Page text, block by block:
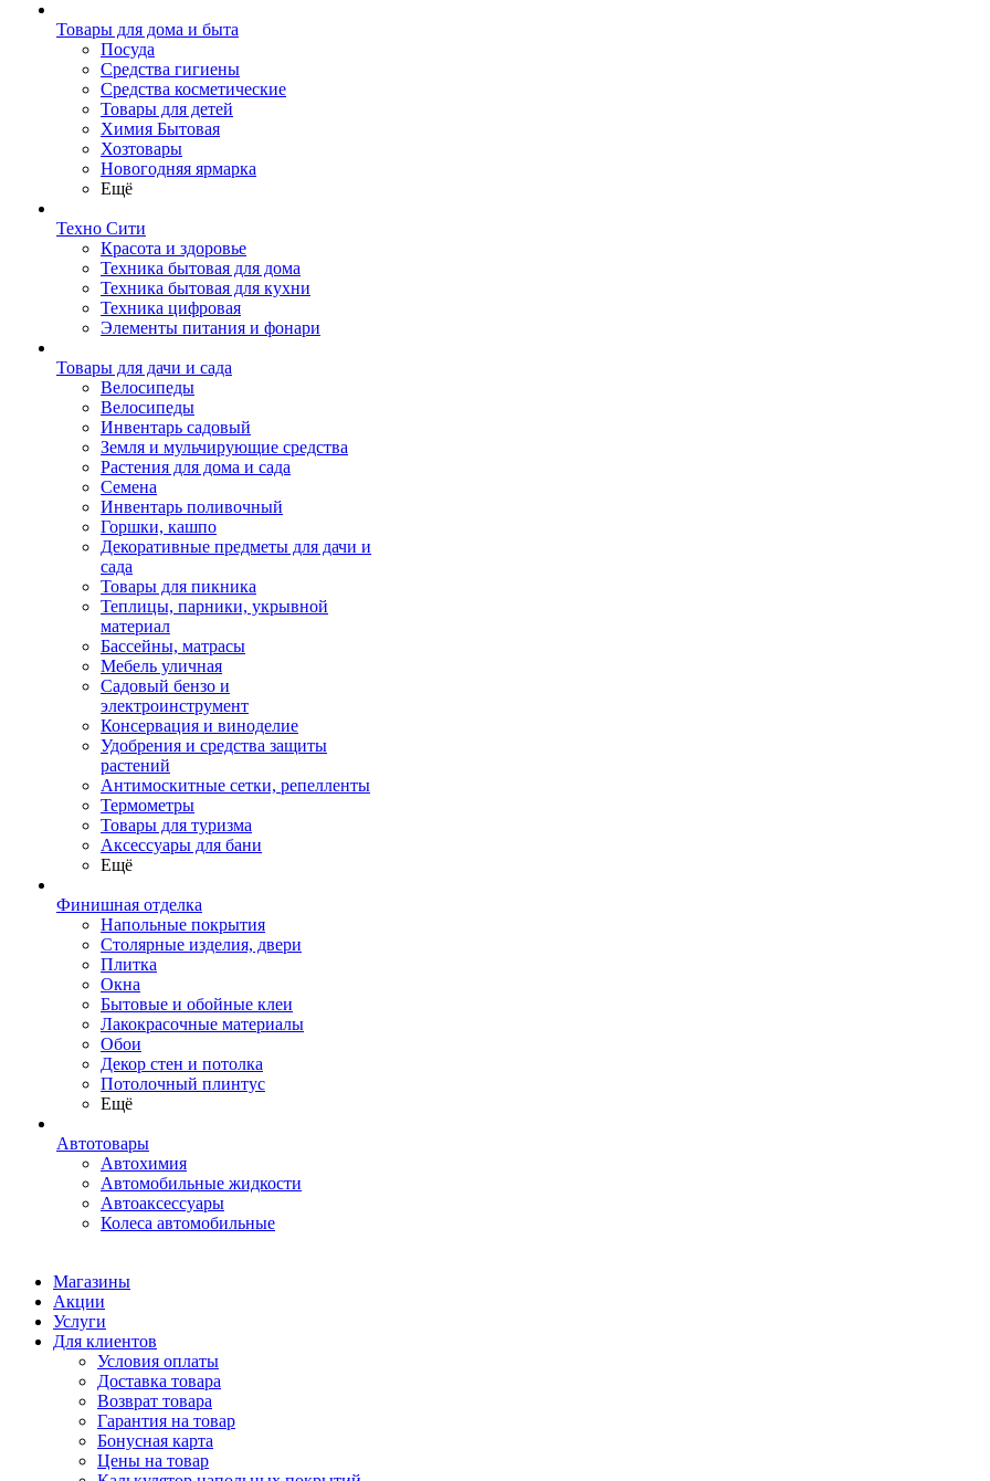
Товары для дома и быта
Посуда
Средства гигиены
Средства косметические
Товары для детей
Химия Бытовая
Хозтовары
Новогодняя ярмарка
Ещё
Техно Сити
Красота и здоровье
Техника бытовая для дома
Техника бытовая для кухни
Техника цифровая
Элементы питания и фонари
Товары для дачи и сада
Велосипеды
Велосипеды
Инвентарь садовый
Земля и мульчирующие средства
Растения для дома и сада
Семена
Инвентарь поливочный
Горшки, кашпо
Декоративные предметы для дачи и
сада
Товары для пикника
Теплицы, парники, укрывной
материал
Бассейны, матрасы
Мебель уличная
Садовый бензо и
электроинструмент
Консервация и виноделие
Удобрения и средства защиты
растений
Антимоскитные сетки, репелленты
Термометры
Товары для туризма
Аксессуары для бани
Ещё
Финишная отделка
Напольные покрытия
Столярные изделия, двери
Плитка
Окна
Бытовые и обойные клеи
Лакокрасочные материалы
Обои
Декор стен и потолка
Потолочный плинтус
Ещё
Автотовары
Автохимия
Автомобильные жидкости
Автоаксессуары
Колеса автомобильные
Магазины
Акции
Услуги
Для клиентов
Условия оплаты
Доставка товара
Возврат товара
Гарантия на товар
Бонусная карта
Цены на товар